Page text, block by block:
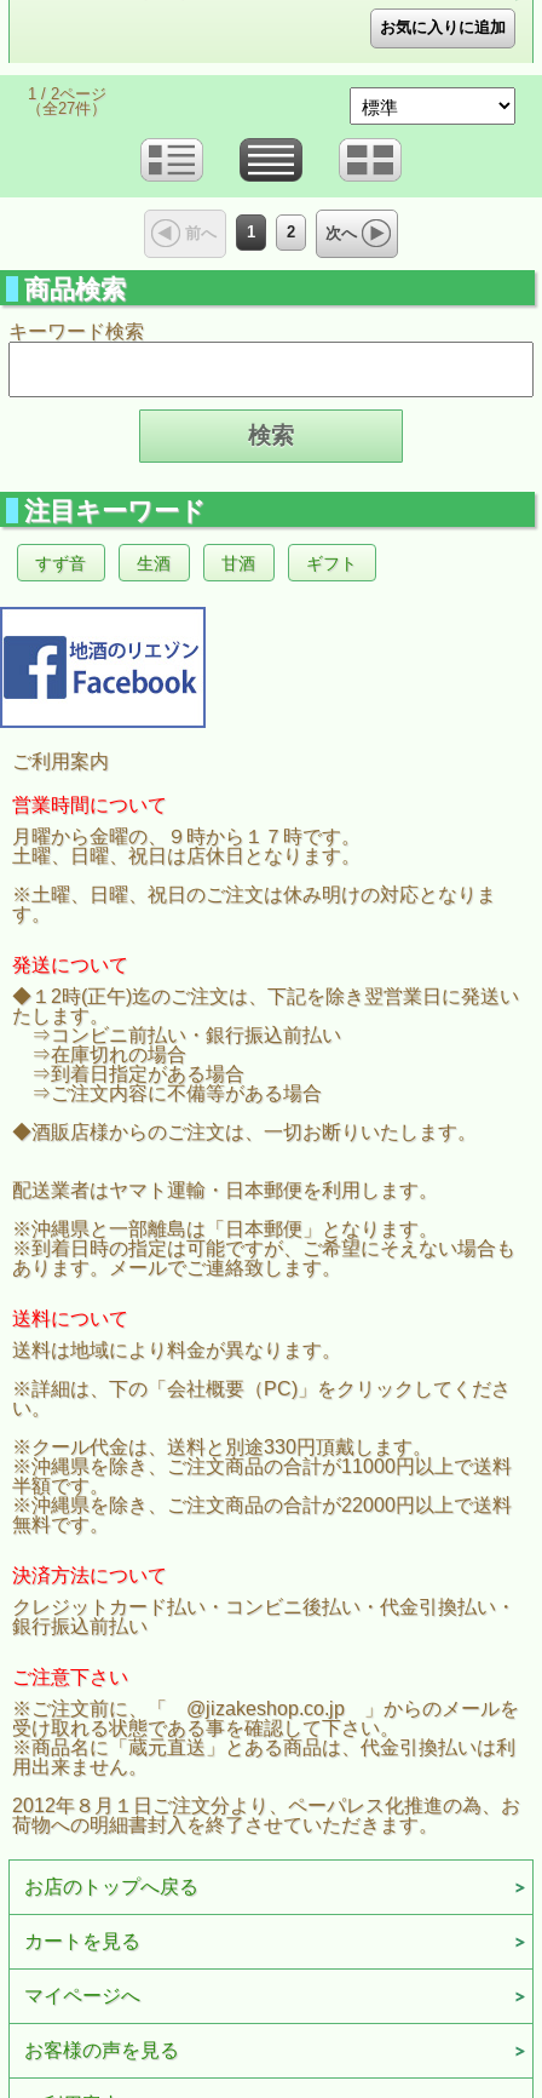
1 / 2ページ
（全27件）
前へ 1 2 次へ
商品検索
キーワード検索
注目キーワード
すず音 生酒 甘酒 ギフト
ご利用案内
営業時間について
月曜から金曜の、９時から１７時です。
土曜、日曜、祝日は店休日となります。
※土曜、日曜、祝日のご注文は休み明けの対応となりま
す。
発送について
◆１2時(正午)迄のご注文は、下記を除き翌営業日に発送い
たします。
⇒コンビニ前払い・銀行振込前払い
⇒在庫切れの場合
⇒到着日指定がある場合
⇒ご注文内容に不備等がある場合
◆酒販店様からのご注文は、一切お断りいたします。
配送業者はヤマト運輸・日本郵便を利用します。
※沖縄県と一部離島は「日本郵便」となります。
※到着日時の指定は可能ですが、ご希望にそえない場合も
あります。メールでご連絡致します。
送料について
送料は地域により料金が異なります。
※詳細は、下の「会社概要（PC)」をクリックしてくださ
い。
※クール代金は、送料と別途330円頂戴します。
※沖縄県を除き、ご注文商品の合計が11000円以上で送料
半額です。
※沖縄県を除き、ご注文商品の合計が22000円以上で送料
無料です。
決済方法について
クレジットカード払い・コンビニ後払い・代金引換払い・
銀行振込前払い
ご注意下さい
※ご注文前に、「 @jizakeshop.co.jp 」からのメールを
受け取れる状態である事を確認して下さい。
※商品名に「蔵元直送」とある商品は、代金引換払いは利
用出来ません。
2012年８月１日ご注文分より、ペーパレス化推進の為、お
荷物への明細書封入を終了させていただきます。
お店のトップへ戻る
カートを見る
マイページへ
お客様の声を見る